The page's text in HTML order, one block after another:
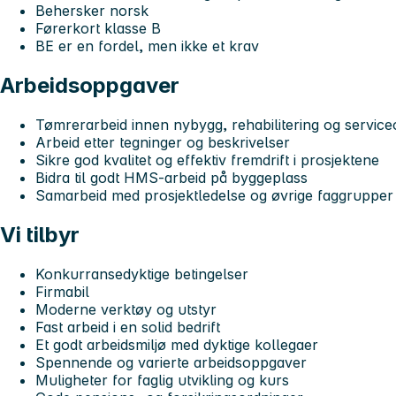
Behersker norsk
Førerkort klasse B
BE er en fordel, men ikke et krav
Arbeidsoppgaver
Tømrerarbeid innen nybygg, rehabilitering og
Arbeid etter tegninger og beskrivelser
Sikre god kvalitet og effektiv fremdrift i prosjektene
Bidra til godt HMS-arbeid på byggeplass
Samarbeid med prosjektledelse og øvrige faggrupper
Vi tilbyr
Konkurransedyktige betingelser
Firmabil
Moderne verktøy og utstyr
Fast arbeid i en solid bedrift
Et godt arbeidsmiljø med dyktige kollegaer
Spennende og varierte arbeidsoppgaver
Muligheter for faglig utvikling og kurs